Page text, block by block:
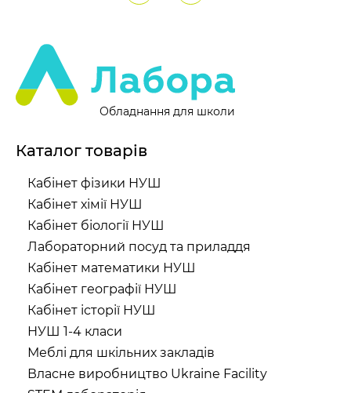
Обладнання для школи
Каталог товарів
Кабінет фізики НУШ
Кабінет хімії НУШ
Кабінет біології НУШ
Лабораторний посуд та приладдя
Кабінет математики НУШ
Кабінет географії НУШ
Кабінет історії НУШ
НУШ 1-4 класи
Меблі для шкільних закладів
Власне виробництво Ukraine Facility